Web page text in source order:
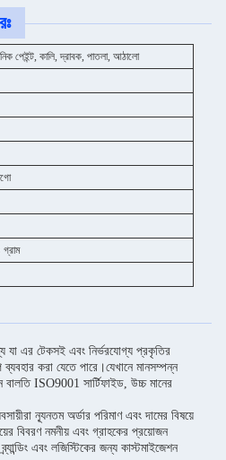
পেইন্ট, কালি, দ্রাবক, পাতলা, আঠালো
যা এর টেকসই এবং নির্ভরযোগ্য প্রকৃতির
ব্যবহার করা যেতে পারে।যেখানে মানসম্পন্ন
ISO9001 সার্টিফাইড, উচ্চ মানের
ন্যূনতম অর্ডার পরিমাণ এবং দামের বিষয়ে
বিবরণ নমনীয় এবং গ্রাহকের প্রয়োজন
এবং লজিস্টিকের জন্য কাস্টমাইজেশন